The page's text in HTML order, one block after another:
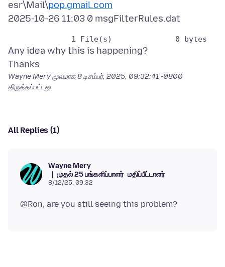
esr\Mail\pop.gmail.com
Any idea why this is happening?
Wayne Mery மூலமாக8 டிசம்பர், 2025, 09:32:41 -0800
திருத்தப்பட்டது
All Replies (1)
Wayne Mery
முதல் 25 பங்களிப்பாளர் மதிப்பீட்டாளர்
8/12/25, 09:32